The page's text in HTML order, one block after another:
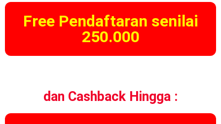
Free Pendaftaran senilai
250.000
dan Cashback Hingga :